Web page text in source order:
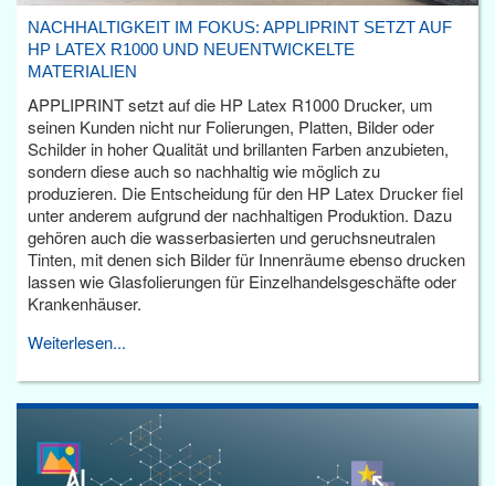
NACHHALTIGKEIT IM FOKUS: APPLIPRINT SETZT AUF
HP LATEX R1000 UND NEUENTWICKELTE
MATERIALIEN
APPLIPRINT setzt auf die HP Latex R1000 Drucker, um
seinen Kunden nicht nur Folierungen, Platten, Bilder oder
Schilder in hoher Qualität und brillanten Farben anzubieten,
sondern diese auch so nachhaltig wie möglich zu
produzieren. Die Entscheidung für den HP Latex Drucker fiel
unter anderem aufgrund der nachhaltigen Produktion. Dazu
gehören auch die wasserbasierten und geruchsneutralen
Tinten, mit denen sich Bilder für Innenräume ebenso drucken
lassen wie Glasfolierungen für Einzelhandelsgeschäfte oder
Krankenhäuser.
Weiterlesen...